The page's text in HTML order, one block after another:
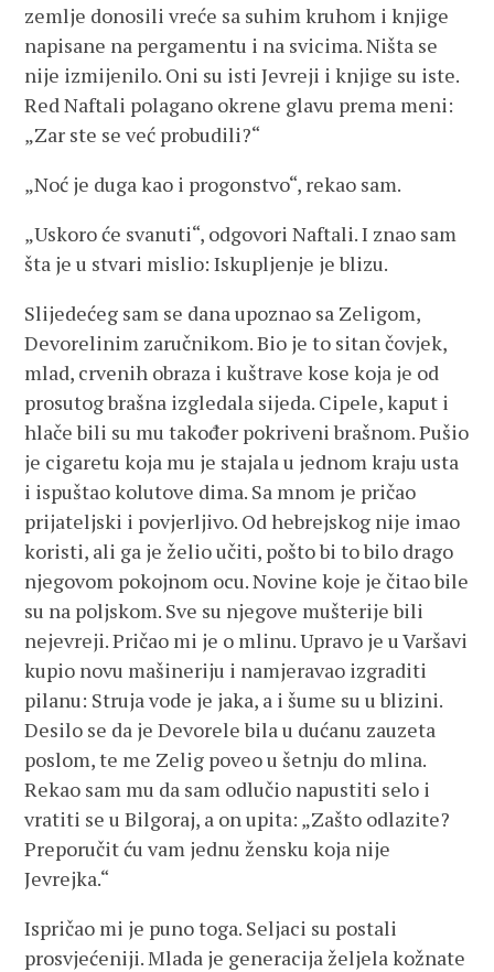
zemlje donosili vreće sa suhim kruhom i knjige
napisane na pergamentu i na svicima. Ništa se
nije izmijenilo. Oni su isti Jevreji i knjige su iste.
Red Naftali polagano okrene glavu prema meni:
„Zar ste se već probudili?“
„Noć je duga kao i progonstvo“, rekao sam.
„Uskoro će svanuti“, odgovori Naftali. I znao sam
šta je u stvari mislio: Iskupljenje je blizu.
Slijedećeg sam se dana upoznao sa Zeligom,
Devorelinim zaručnikom. Bio je to sitan čovjek,
mlad, crvenih obraza i kuštrave kose koja je od
prosutog brašna izgledala sijeda. Cipele, kaput i
hlače bili su mu također pokriveni brašnom. Pušio
je cigaretu koja mu je stajala u jednom kraju usta
i ispuštao kolutove dima. Sa mnom je pričao
prijateljski i povjerljivo. Od hebrejskog nije imao
koristi, ali ga je želio učiti, pošto bi to bilo drago
njegovom pokojnom ocu. Novine koje je čitao bile
su na poljskom. Sve su njegove mušterije bili
nejevreji. Pričao mi je o mlinu. Upravo je u Varšavi
kupio novu mašineriju i namjeravao izgraditi
pilanu: Struja vode je jaka, a i šume su u blizini.
Desilo se da je Devorele bila u dućanu zauzeta
poslom, te me Zelig poveo u šetnju do mlina.
Rekao sam mu da sam odlučio napustiti selo i
vratiti se u Bilgoraj, a on upita: „Zašto odlazite?
Preporučit ću vam jednu žensku koja nije
Jevrejka.“
Ispričao mi je puno toga. Seljaci su postali
prosvjećeniji. Mlada je generacija željela kožnate